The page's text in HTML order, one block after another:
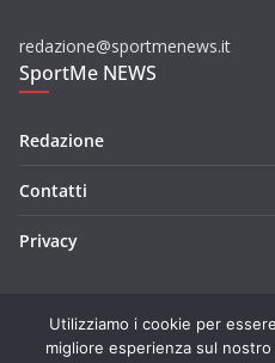
redazione@sportmenews.it
SportMe NEWS
Redazione
Contatti
Privacy
Utilizziamo i cookie per
migliore esperienza sul